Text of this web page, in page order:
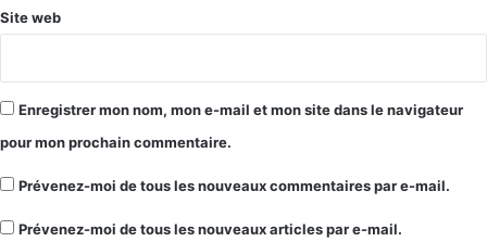
Site web
Enregistrer mon nom, mon e-mail et mon site dans le navigateur
pour mon prochain commentaire.
Prévenez-moi de tous les nouveaux commentaires par e-mail.
Prévenez-moi de tous les nouveaux articles par e-mail.